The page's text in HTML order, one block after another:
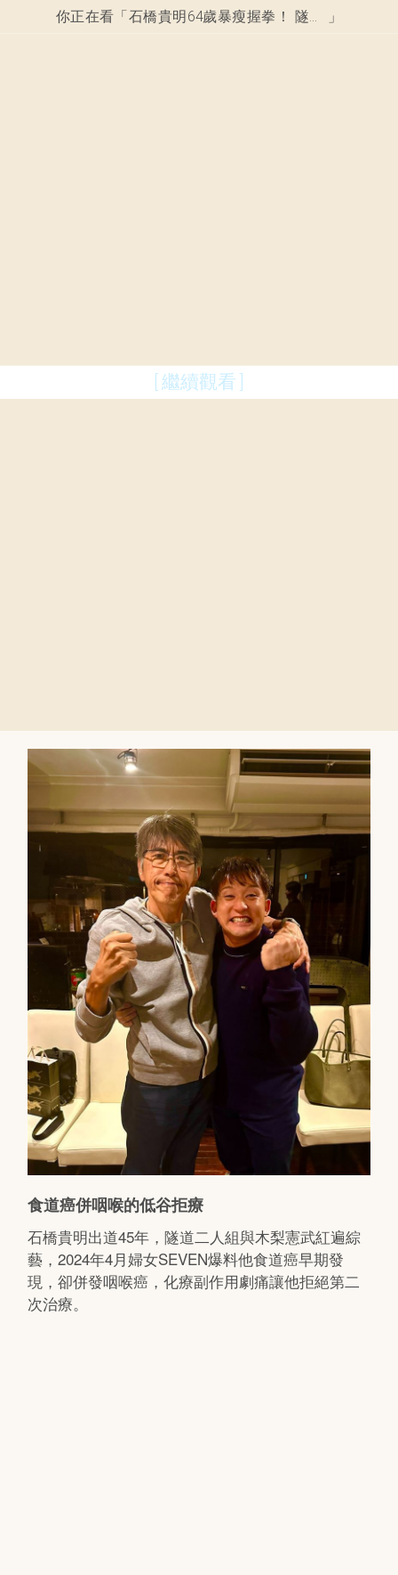
你正在看「 石橋貴明64歲暴瘦握拳！ 隧道二人組永遠缺一真相！ 」
[ 繼續觀看 ]
食道癌併咽喉的低谷拒療
石橋貴明出道45年，隧道二人組與木梨憲武紅遍綜
藝，2024年4月婦女SEVEN爆料他食道癌早期發
現，卻併發咽喉癌，化療副作用劇痛讓他拒絕第二
次治療。